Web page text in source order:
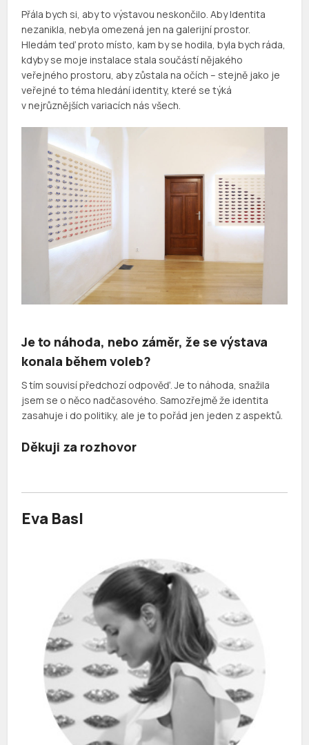
Přála bych si, aby to výstavou neskončilo. Aby Identita
nezanikla, nebyla omezená jen na galerijní prostor.
Hledám teď proto místo, kam by se hodila, byla bych ráda,
kdyby se moje instalace stala součástí nějakého
veřejného prostoru, aby zůstala na očích – stejně jako je
veřejné to téma hledání identity, které se týká
v nejrůznějších variacích nás všech.
Je to náhoda, nebo záměr, že se výstava
konala během voleb?
S tím souvisí předchozí odpověď. Je to náhoda, snažila
jsem se o něco nadčasového. Samozřejmě že identita
zasahuje i do politiky, ale je to pořád jen jeden z aspektů.
Děkuji za rozhovor
Eva Basl